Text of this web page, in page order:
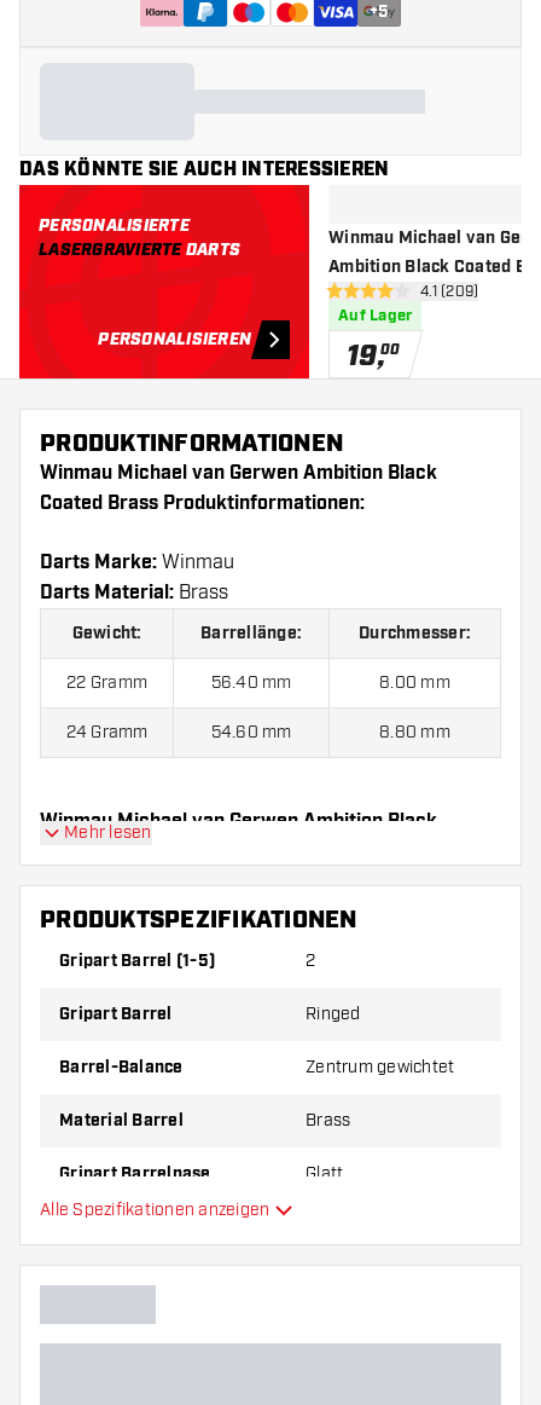
+5
DAS KÖNNTE SIE AUCH INTERESSIEREN
PERSONALISIERTE
LASERGRAVIERTEDARTS
PERSONALISIEREN
Winmau Michael van
Ambition Black Coated
Softdarts
4.1 Bewertungssterne
4.1 (209)
Auf Lager
19,00
PRODUKTINFORMATIONEN
Winmau Michael van Gerwen Ambition Black
Coated Brass Produktinformationen:
Darts Marke: Winmau
Darts Material: Brass
Gewicht: Barrellänge: Durchmesser:
22 Gramm 56.40 mm 8.00 mm
24 Gramm 54.60 mm 8.80 mm
Winmau Michael van Gerwen Ambition Black
3 Shafts.
Mehr lesen
PRODUKTSPEZIFIKATIONEN
Gripart Barrel (1-5) 2
Gripart Barrel Ringed
Barrel-Balance Zentrum gewichtet
Material Barrel Brass
Gripart Barrelnase Glatt
Barrelfarbe
Alle Spezifikationen anzeigen